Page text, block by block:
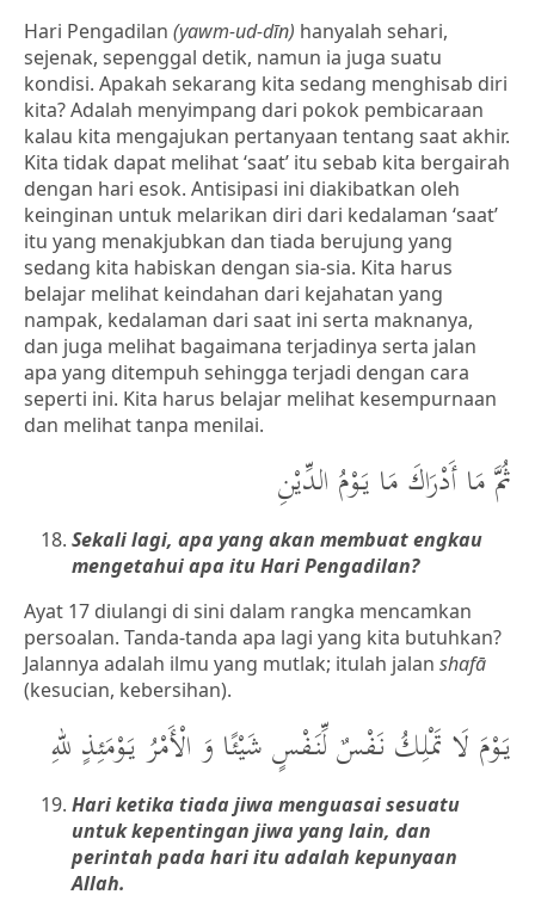
Hari Pengadilan (yawm-ud-dīn) hanyalah sehari,
sejenak, sepenggal detik, namun ia juga suatu
kondisi. Apakah sekarang kita sedang menghisab diri
kita? Adalah menyimpang dari pokok pembicaraan
kalau kita mengajukan pertanyaan tentang saat akhir.
Kita tidak dapat melihat ‘saat’ itu sebab kita bergairah
dengan hari esok. Antisipasi ini diakibatkan oleh
keinginan untuk melarikan diri dari kedalaman ‘saat’
itu yang menakjubkan dan tiada berujung yang
sedang kita habiskan dengan sia-sia. Kita harus
belajar melihat keindahan dari kejahatan yang
nampak, kedalaman dari saat ini serta maknanya,
dan juga melihat bagaimana terjadinya serta jalan
apa yang ditempuh sehingga terjadi dengan cara
seperti ini. Kita harus belajar melihat kesempurnaan
dan melihat tanpa menilai.
ثُمَّ مَا أَدْرَاكَ مَا يَوْمُ الدِّيْنِ
Sekali lagi, apa yang akan membuat engkau
mengetahui apa itu Hari Pengadilan?
Ayat 17 diulangi di sini dalam rangka mencamkan
persoalan. Tanda-tanda apa lagi yang kita butuhkan?
Jalannya adalah ilmu yang mutlak; itulah jalan shafā
(kesucian, kebersihan).
يَوْمَ لَا تَمْلِكُ نَفْسٌ لِّنَفْسٍ شَيْئًا وَ الْأَمْرُ يَوْمَئِذٍ للهِ
Hari ketika tiada jiwa menguasai sesuatu
untuk kepentingan jiwa yang lain, dan
perintah pada hari itu adalah kepunyaan
Allah.